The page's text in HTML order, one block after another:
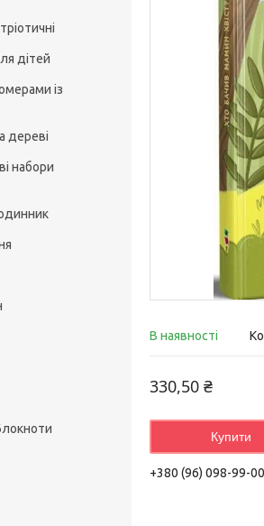
В наявності
330,50 ₴
Купити
+380 (96) 098-99-00
дітей
із
дереві
набори